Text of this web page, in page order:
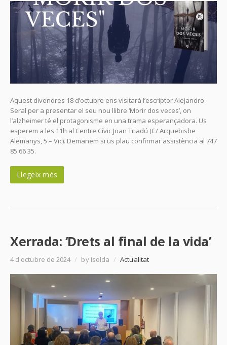
Aquest divendres 18 d’octubre ens visitarà l’escriptor Alejandro
Seral per a presentar el seu nou llibre ‘Morir dos veces’, on
l’alzheimer té el protagonisme en una trama esperançadora. Us
esperem a les 11h al Centre Cívic Joan Triadú (C/ Arquebisbe
Alemanys, 5 – Vic). Demanem si us plau confirmar assistència al 747
85 66 35.
Llegeix més
Xerrada: ‘Drets al final de la vida’
4 d'octubre de 2024 / by Isolda / Actualitat